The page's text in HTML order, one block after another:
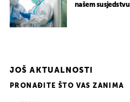
našem susjedstvu
JOŠ AKTUALNOSTI
PRONAĐITE ŠTO VAS ZANIMA